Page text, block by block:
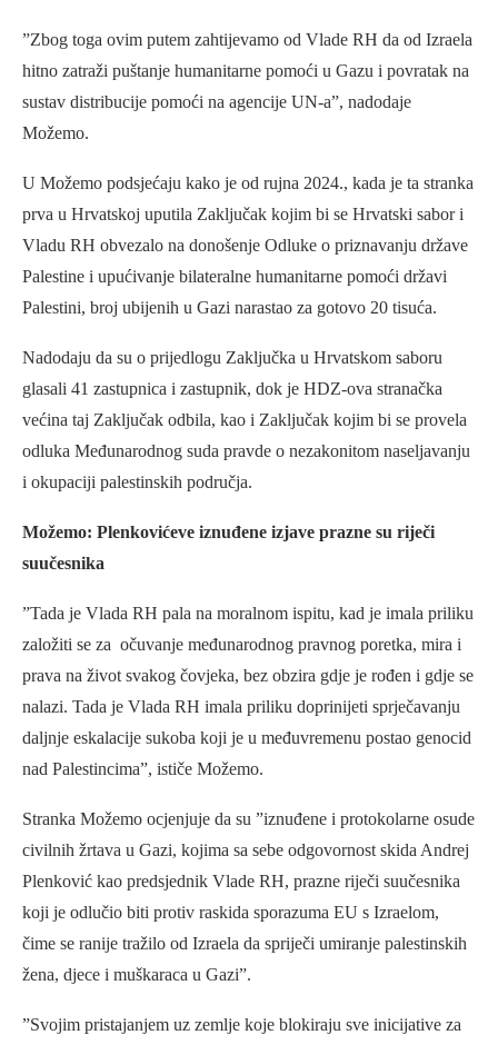
”Zbog toga ovim putem zahtijevamo od Vlade RH da od Izraela
hitno zatraži puštanje humanitarne pomoći u Gazu i povratak na
sustav distribucije pomoći na agencije UN-a”, nadodaje
Možemo.
U Možemo podsjećaju kako je od rujna 2024., kada je ta stranka
prva u Hrvatskoj uputila Zaključak kojim bi se Hrvatski sabor i
Vladu RH obvezalo na donošenje Odluke o priznavanju države
Palestine i upućivanje bilateralne humanitarne pomoći državi
Palestini, broj ubijenih u Gazi narastao za gotovo 20 tisuća.
Nadodaju da su o prijedlogu Zaključka u Hrvatskom saboru
glasali 41 zastupnica i zastupnik, dok je HDZ-ova stranačka
većina taj Zaključak odbila, kao i Zaključak kojim bi se provela
odluka Međunarodnog suda pravde o nezakonitom naseljavanju
i okupaciji palestinskih područja.
Možemo: Plenkovićeve iznuđene izjave prazne su riječi
suučesnika
”Tada je Vlada RH pala na moralnom ispitu, kad je imala priliku
založiti se za očuvanje međunarodnog pravnog poretka, mira i
prava na život svakog čovjeka, bez obzira gdje je rođen i gdje se
nalazi. Tada je Vlada RH imala priliku doprinijeti sprječavanju
daljnje eskalacije sukoba koji je u međuvremenu postao genocid
nad Palestincima”, ističe Možemo.
Stranka Možemo ocjenjuje da su ”iznuđene i protokolarne osude
civilnih žrtava u Gazi, kojima sa sebe odgovornost skida Andrej
Plenković kao predsjednik Vlade RH, prazne riječi suučesnika
koji je odlučio biti protiv raskida sporazuma EU s Izraelom,
čime se ranije tražilo od Izraela da spriječi umiranje palestinskih
žena, djece i muškaraca u Gazi”.
”Svojim pristajanjem uz zemlje koje blokiraju sve inicijative za